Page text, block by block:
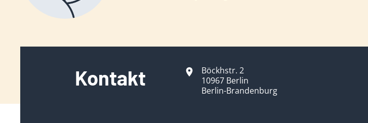
Kontakt
Böckhstr. 2
10967 Berlin
Berlin-Brandenburg